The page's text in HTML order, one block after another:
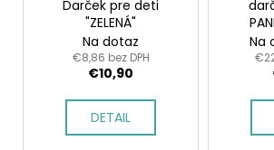
Darček pre deti
"ZELENÁ"
Na dotaz
€8,86 bez DPH
€10,90
DETAIL
Na